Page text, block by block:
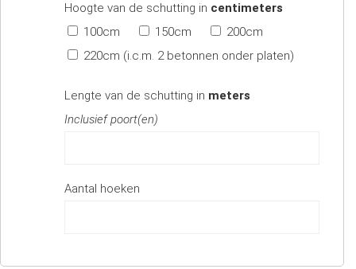
Hoogte van de schutting in centimeters
100cm
150cm
200cm
220cm (i.c.m. 2 betonnen onder platen)
Lengte van de schutting in meters
Inclusief poort(en)
Aantal hoeken